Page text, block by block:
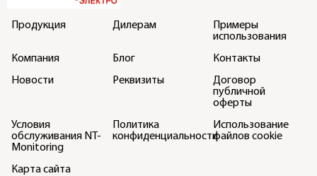
Продукция Дилерам
Примеры
использования
Компания
Блог
Контакты
Новости
Реквизиты
Договор
публичной
оферты
Условия
обслуживания NT-
Monitoring
Политика
конфиденциальности
Использование
файлов cookie
Карта сайта